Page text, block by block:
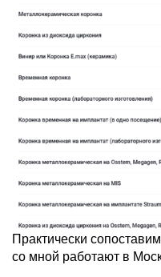
Практически
со мной работают в